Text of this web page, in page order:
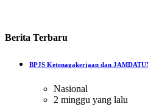
Berita Terbaru
BPJS Ketenagakerjaan dan
Nasional
2 minggu yang lalu